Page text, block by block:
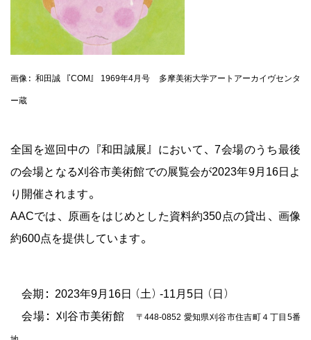
全国を巡回中の『和田誠展』において、7会場のうち最後
の会場となる刈谷市美術館での展覧会が2023年9月16日よ
り開催されます。
AACでは、原画をはじめとした資料約350点の貸出、画像
約600点を提供しています。
会期：2023年9月16日（土）-11月5日（日）
会場：刈谷市美術館